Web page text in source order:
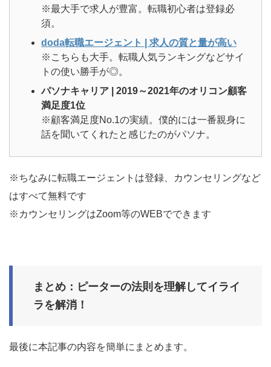
※最大手で求人が豊富。転職初心者は登録必
須。
doda転職エージェント | 求人の質と量が高い
※こちらも大手。転職人気ランキングなどサイ
トの使い勝手が◎。
パソナキャリア | 2019～2021年のオリコン顧客
満足度1位
※顧客満足度No.1の実績。僕的には一番親身に
話を聞いてくれたと感じたのがパソナ。
※ちなみに転職エージェントは登録、カウンセリングなど
はすべて無料です
※カウンセリングはZoom等のWEBでできます
まとめ：ピーターの法則を理解してイライ
ラを解消！
最後に本記事の内容を簡単にまとめます。